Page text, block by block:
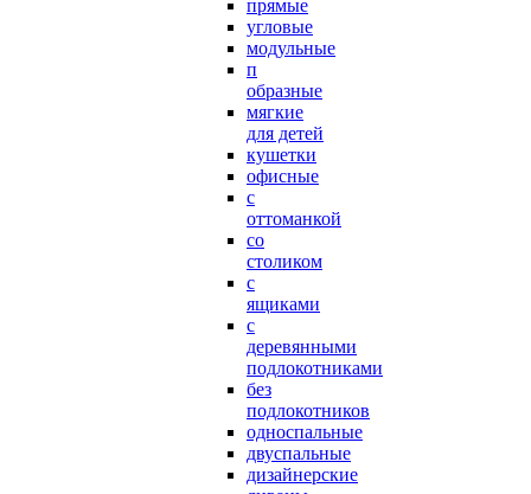
прямые
угловые
модульные
п
образные
мягкие
для детей
кушетки
офисные
с
оттоманкой
со
столиком
с
ящиками
с
деревянными
подлокотниками
без
подлокотников
односпальные
двуспальные
дизайнерские